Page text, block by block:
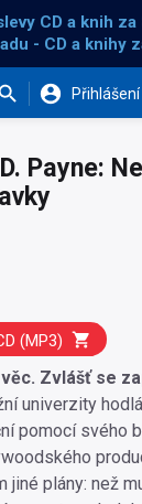
CD a knih za
- CD a knihy
Přihlášení
Payne:
Zvlášť se
univerzity
pomocí svého
jiné plány: než
(MP3)